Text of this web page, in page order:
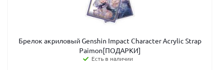
Брелок акриловый Genshin Impact Character Acrylic Strap
Paimon[ПОДАРКИ]
Есть в наличии